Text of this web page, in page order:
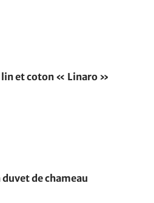
lin et coton « Linaro »
de chameau